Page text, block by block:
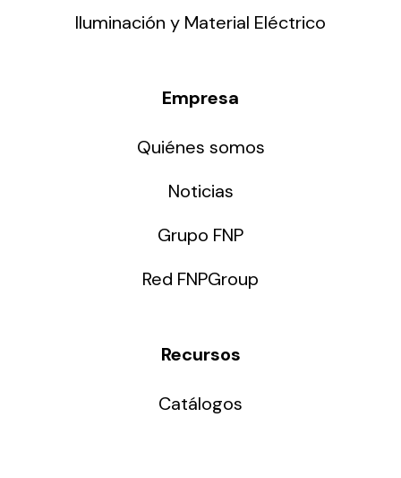
Iluminación y Material Eléctrico
Empresa
Quiénes somos
Noticias
Grupo FNP
Red FNPGroup
Recursos
Catálogos